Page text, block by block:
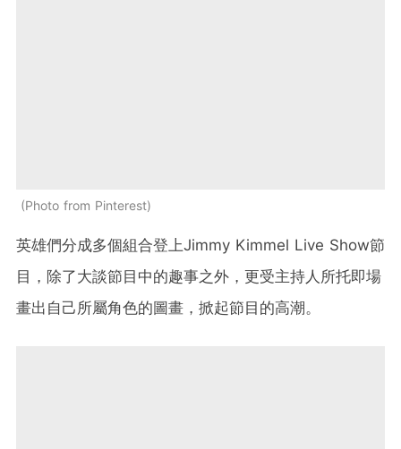
Photo from Pinterest
英雄們分成多個組合登上Jimmy Kimmel Live Show節
目，除了大談節目中的趣事之外，更受主持人所托即場
畫出自己所屬角色的圖畫，掀起節目的高潮。